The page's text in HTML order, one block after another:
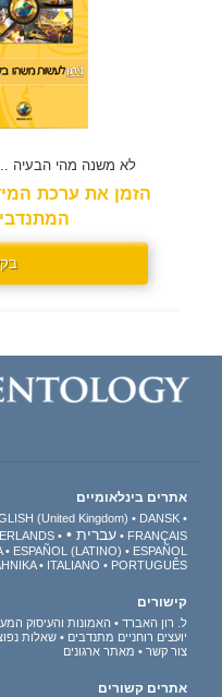
לא משנה מהי הבעיה
הזמן את ערכת
אתרים בינלאומיים
(United Kingdom)
DANSK
FRANÇAIS
עברית
ESPAÑOL (LATINO)
ESPAÑOL
ITALIANO PORTUGUÊS
קישורים
ל. רון האברד האמונות והעיסוק
יועצים רוחניים מתנדבים
שאלות
צור קשר
מאתר ארגונים
אתרים קשורים